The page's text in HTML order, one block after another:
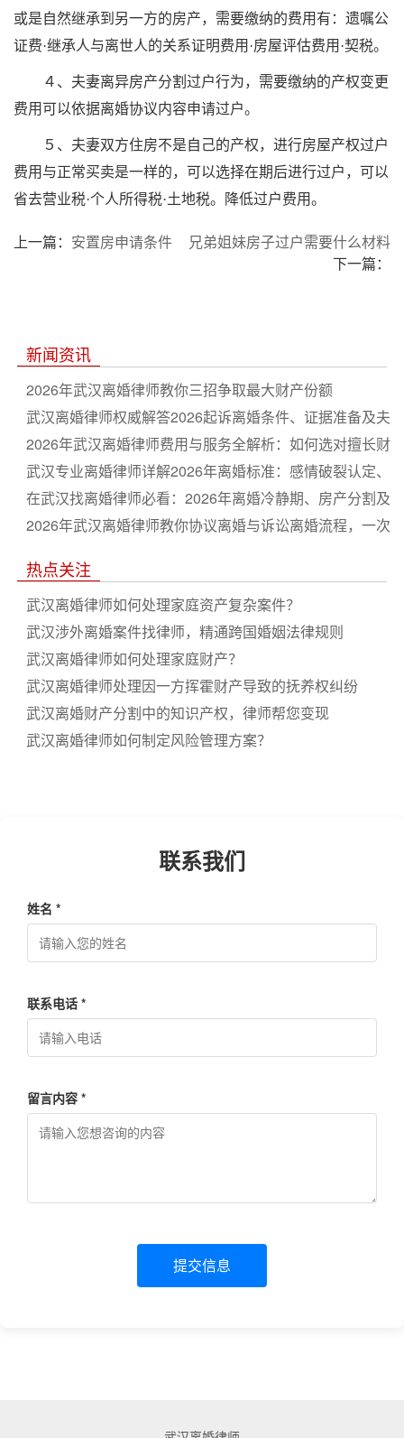
或是自然继承到另一方的房产，需要缴纳的费用有：遗嘱公
证费·继承人与离世人的关系证明费用·房屋评估费用·契税。
４、夫妻离异房产分割过户行为，需要缴纳的产权变更
费用可以依据离婚协议内容申请过户。
５、夫妻双方住房不是自己的产权，进行房屋产权过户
费用与正常买卖是一样的，可以选择在期后进行过户，可以
省去营业税·个人所得税·土地税。降低过户费用。
上一篇： 安置房申请条件
兄弟姐妹房子过户需要什么材料
下一篇：
新闻资讯
2026年武汉离婚律师教你三招争取最大财产份额
武汉离婚律师权威解答2026起诉离婚条件、证据准备及夫
妻共同财产分割要点
2026年武汉离婚律师费用与服务全解析：如何选对擅长财
产纠纷的本地律师
武汉专业离婚律师详解2026年离婚标准：感情破裂认定、
抚养权争夺与隐匿财产应对
在武汉找离婚律师必看：2026年离婚冷静期、房产分割及
债务处理实操指南
2026年武汉离婚律师教你协议离婚与诉讼离婚流程，一次
热点关注
武汉离婚律师如何处理家庭资产复杂案件？
武汉涉外离婚案件找律师，精通跨国婚姻法律规则
武汉离婚律师如何处理家庭财产？
武汉离婚律师处理因一方挥霍财产导致的抚养权纠纷
武汉离婚财产分割中的知识产权，律师帮您变现
武汉离婚律师如何制定风险管理方案？
联系我们
姓名 *
联系电话 *
留言内容 *
提交信息